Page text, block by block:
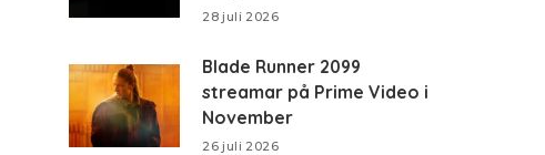
28 juli 2026
Blade Runner 2099
streamar på Prime Video i
November
26 juli 2026